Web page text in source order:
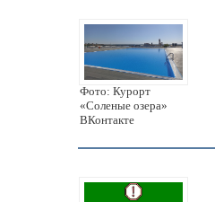
Фото: Курорт
«Соленые озера»
ВКонтакте